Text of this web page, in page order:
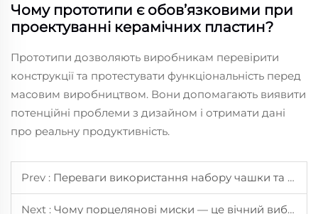
Чому прототипи є обов’язковими при
проектуванні керамічних пластин?
Прототипи дозволяють виробникам перевірити
конструкції та протестувати функціональність перед
масовим виробництвом. Вони допомагають виявити
потенційні проблеми з дизайном і отримати дані
про реальну продуктивність.
Prev : Переваги використання набору чашки та блюдця для щоденного чаювання
Next : Чому порцелянові миски — це вічний вибір для домашнього харчування